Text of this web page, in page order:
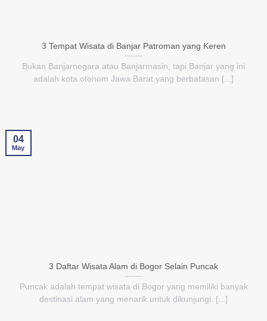
3 Tempat Wisata di Banjar Patroman yang Keren
Bukan Banjarnegara atau Banjarmasin, tapi Banjar yang ini
adalah kota otonom Jawa Barat yang berbatasan [...]
3 Daftar Wisata Alam di Bogor Selain Puncak
Puncak adalah tempat wisata di Bogor yang memiliki banyak
destinasi alam yang menarik untuk dikunjungi. [...]
04
May